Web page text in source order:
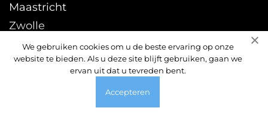
We gebruiken cookies om u de beste ervaring op onze
website te bieden. Als u deze site blijft gebruiken, gaan we
ervan uit dat u tevreden bent.
Accepteren
Maastricht
Zwolle
Leeuwarden
Sittard
© 2026 ontstoppingsdienst24uur.nl